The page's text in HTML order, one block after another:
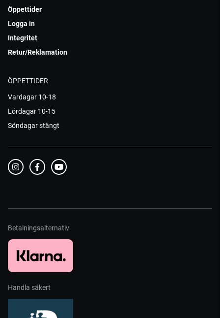
Öppettider
Logga in
Integritet
Retur/Reklamation
ÖPPETTIDER
Vardagar 10-18
Lördagar 10-15
Söndagar stängt
Betalningsalternativ
Handla säkert